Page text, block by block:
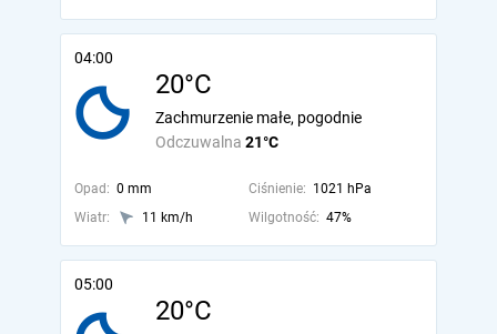
04:00
20°C
Odczuwalna 21°C
Zachmurzenie małe, pogodnie
Opad: 0 mm Ciśnienie: 1021 hPa
Wiatr:
11 km/h Wilgotność: 47%
05:00
20°C